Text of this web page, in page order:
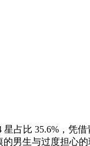
占比 35.6%，凭
男生与过度担心